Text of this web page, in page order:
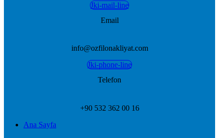
Jki-mail-line
Email
info@ozfilonakliyat.com
Jki-phone-line
Telefon
+90 532 362 00 16
Ana Sayfa